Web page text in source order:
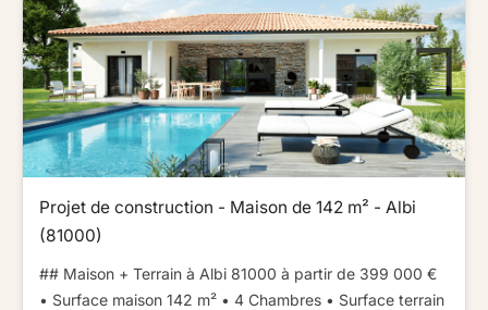
Projet de construction - Maison de 142 m² - Albi
(81000)
## Maison + Terrain à Albi 81000 à partir de 399 000 € ​ ​
• Surface maison 142 m² • 4 Chambres • Surface terrain